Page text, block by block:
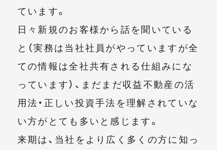
ています。
日々新規のお客様から話を聞いている
と（実務は当社社員がやっていますが全
ての情報は全社共有される仕組みにな
っています）、まだまだ収益不動産の活
用法・正しい投資手法を理解されていな
い方がとても多いと感じます。
来期は、当社をより広く多くの方に知っ